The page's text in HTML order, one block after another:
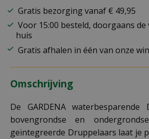
Gratis bezorging vanaf € 49,95
Voor 15:00 besteld, doorgaans
huis
Gratis afhalen in één van onze
Omschrijving
De GARDENA
bovengrondse en
geïntegreerde Druppelaars laat je